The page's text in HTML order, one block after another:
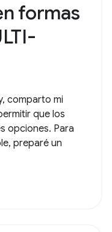
formas
comparto mi
que los
opciones. Para
preparé un